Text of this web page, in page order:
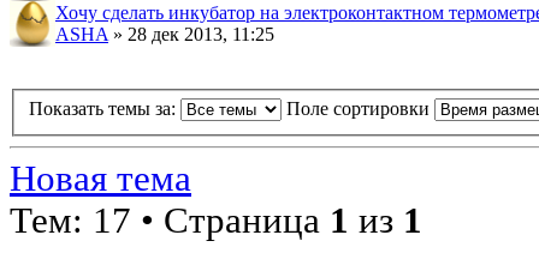
Хочу сделать инкубатор на электроконтактном
ASHA » 28 дек 2013, 11:25
Показать темы за: Поле сортировки
Новая тема
Тем: 17 • Страница 1 из 1